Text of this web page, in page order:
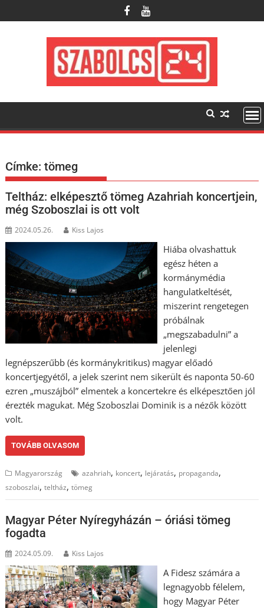
to
Címke:tömeg
Teltház: elképesztő tömeg Azahriah koncertjein,
még Szoboszlai is ott volt
2024.05.26. Kiss Lajos
Hiába olvashattuk
egész héten a
kormánymédia
hangulatkeltését,
miszerint rengetegen
próbálnak
„megszabadulni” a
jelenlegi
legnépszerűbb (és kormánykritikus) magyar előadó
koncertjegyétől, a jelek szerint nem sikerült és naponta 50-60
ezren „muszájból” elmentek a koncertekre és elképesztően jól
érezték magukat. Még Szoboszlai Dominik is a nézők között
volt.
TOVÁBB OLVASOM
Magyarország azahriah, koncert, lejáratás, propaganda,
szoboszlai,teltház,tömeg
Magyar Péter Nyíregyházán – óriási tömeg
fogadta
2024.05.09. Kiss Lajos
A Fidesz számára a
legnagyobb félelem,
hogy Magyar Péter